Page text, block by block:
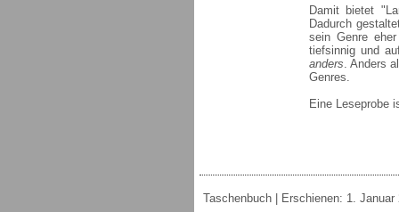
Damit bietet
Dadurch
sein Genre
tiefsinnig und
anders. Anders
Genres.
Eine Leseprobe
Taschenbuch | Erschienen: 1.